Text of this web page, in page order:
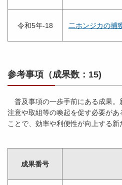
令和5年-18 二ホンジカの捕
参考事項（成果数：15)
普及事項の一歩手前にある成果。
注意や取組等の喚起を促す必要が
ことで、効率や利便性が向上する新
成果番号